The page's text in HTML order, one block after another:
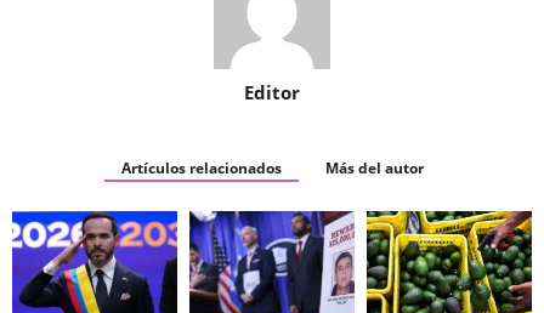
Editor
Artículos relacionados Más del autor